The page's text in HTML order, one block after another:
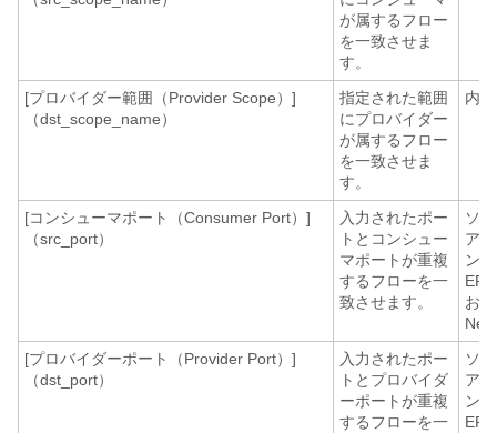
が属するフロー
を一致させま
す。
[プロバイダー範囲（Provider Scope）]
（dst_scope_name）
指定された範囲
にプロバイダー
が属するフロー
を一致させま
す。
内線
[コンシューマポート（Consumer Port）]
（src_port）
入力されたポー
トとコンシュー
マポートが重複
するフローを一
致させます。
ソ
ア
ン
お
[プロバイダーポート（Provider Port）]
（dst_port）
入力されたポー
トとプロバイダ
ーポートが重複
するフローを一
ソ
ア
ン